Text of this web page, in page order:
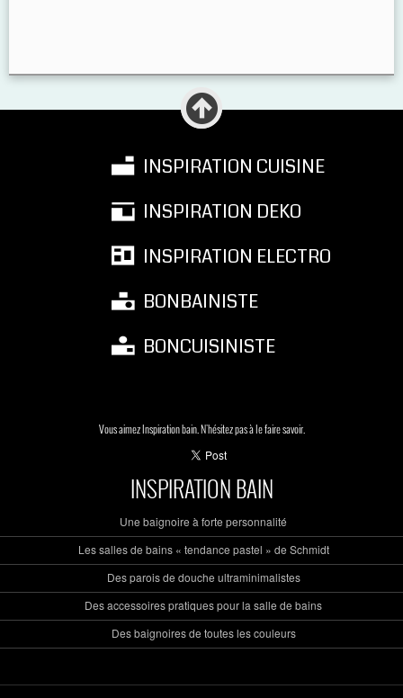
INSPIRATION CUISINE
INSPIRATION DEKO
INSPIRATION ELECTRO
BONBAINISTE
BONCUISINISTE
Vous aimez Inspiration bain. N'hésitez pas à le faire savoir.
INSPIRATION BAIN
Une baignoire à forte personnalité
Les salles de bains « tendance pastel » de Schmidt
Des parois de douche ultraminimalistes
Des accessoires pratiques pour la salle de bains
Des baignoires de toutes les couleurs